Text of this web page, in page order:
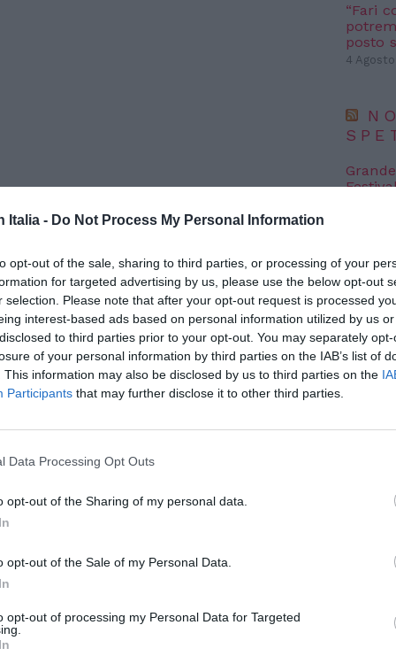
Italia - Do Not Process My Personal Information
opt-out of the sale, sharing to third parties, or processing of your
for targeted advertising by us, please use the below opt-out
selection. Please note that after your opt-out request is processed
interest-based ads based on personal information utilized by us
to third parties prior to your opt-out. You may separately
of your personal information by third parties on the IAB’s list of
This information may also be disclosed by us to third parties on the
Participants that may further disclose it to other third parties.
Data Processing Opt Outs
opt-out of the Sharing of my personal data.
opt-out of the Sale of my Personal Data.
opt-out of processing my Personal Data for Targeted
di una brutalità sconvolgente scuote la
il mondo sommerso dello sfruttamento
sono morti bruciati vivi in un
Ip lungo la statale 106 Jonica, ad
immagini delle telecamere di sorveglianza
hanno trasformato quello che
sospetto in un caso di omicidio
grazie ai filmati acquisiti dalla Squadra
due uomini bloccare le
mentre, dal portellone posteriore,
Subito dopo una fiammata
il fermo di due cittadini pakistani,
“Fari
posto
4
6